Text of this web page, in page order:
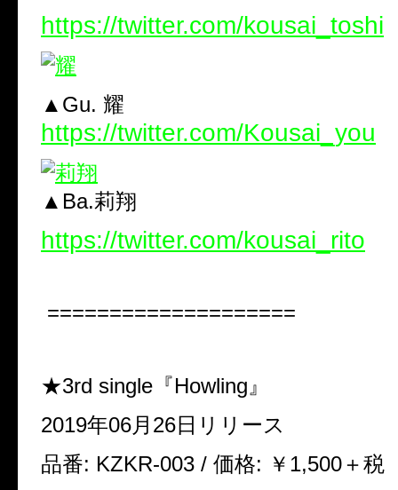
https://twitter.com/kousai_toshi
▲Gu. 耀
https://twitter.com/Kousai_you
▲Ba.莉翔
https://twitter.com/kousai_rito
====================
★3rd single 『Howling』
2019年06月26日リリース
品番: KZKR-003 / 価格: ￥1,500＋税